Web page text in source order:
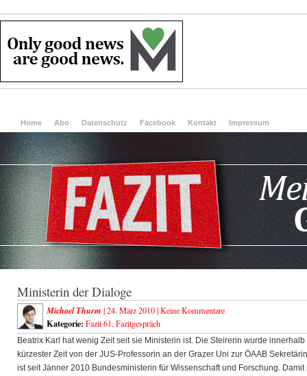
Home Abo Datenschutz Facebook Kontakt Impressum
Ministerin der Dialoge
Michael Thurm | 24. März 2010 |Keine Kommentare
Kategorie: Fazit 61, Fazitgespräch
Beatrix Karl hat wenig Zeit seit sie Ministerin ist. Die Steirerin wurde innerhalb
kürzester Zeit von der JUS-Professorin an der Grazer Uni zur ÖAAB
ist seit Jänner 2010 Bundesministerin für Wissenschaft und Forschung. Damit